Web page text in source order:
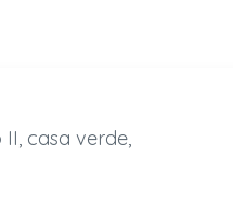
II, casa verde,